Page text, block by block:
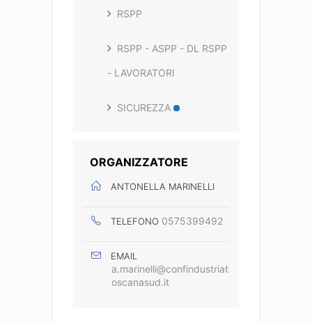
RSPP
RSPP - ASPP - DL RSPP
- LAVORATORI
SICUREZZA
ORGANIZZATORE
ANTONELLA MARINELLI
TELEFONO 0575399492
EMAIL
a.marinelli@confindustriat
oscanasud.it